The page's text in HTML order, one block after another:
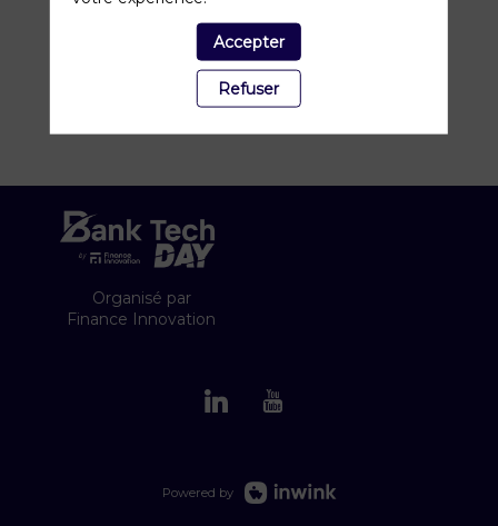
Organisé par
Finance Innovation
Powered by
Accepter
Refuser